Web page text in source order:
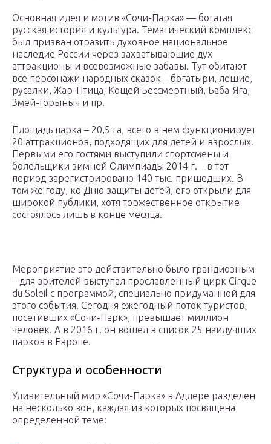
Основная идея и мотив «Сочи-Парка» — богатая
русская история и культура. Тематический комплекс
был призван отразить духовное национальное
наследие России через захватывающие дух
аттракционы и всевозможные забавы. Тут обитают
все персонажи народных сказок – богатыри, лешие,
русалки, Жар-Птица, Кощей Бессмертный, Баба-Яга,
Змей-Горыныч и пр.
Площадь парка – 20,5 га, всего в нем функционирует
20 аттракционов, подходящих для детей и взрослых.
Первыми его гостями выступили спортсмены и
болельщики зимней Олимпиады 2014 г. – в тот
период зарегистрировано 140 тыс. пришедших. В
том же году, ко Дню защиты детей, его открыли для
широкой публики, хотя торжественное открытие
состоялось лишь в конце месяца.
Мероприятие это действительно было грандиозным
– для зрителей выступал прославленный цирк Cirque
du Soleil с программой, специально придуманной для
этого события. Сегодня ежегодный поток туристов,
посетивших «Сочи-Парк», превышает миллион
человек. А в 2016 г. он вошел в список 25 наилучших
парков в Европе.
Структура и особенности
Удивительный мир «Сочи-Парка» в Адлере разделен
на несколько зон, каждая из которых посвящена
определенной теме: